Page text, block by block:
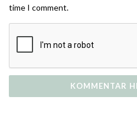
time I comment.